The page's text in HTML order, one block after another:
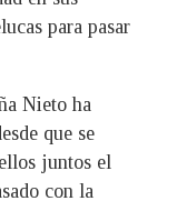
para pasar
Nieto ha
que se
juntos el
con la